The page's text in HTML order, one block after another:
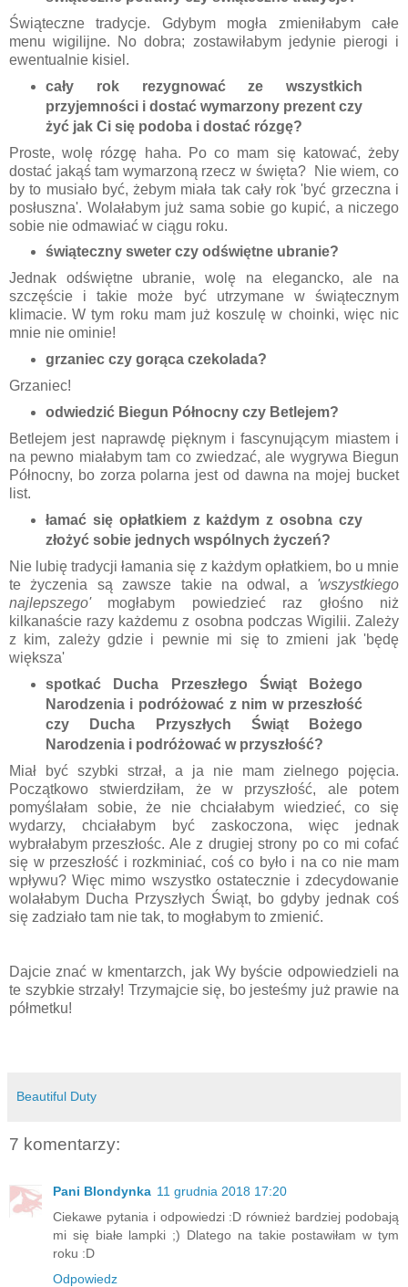
Świąteczne tradycje. Gdybym mogła zmieniłabym całe
menu wigilijne. No dobra; zostawiłabym jedynie pierogi i
ewentualnie kisiel.
cały rok rezygnować ze wszystkich
przyjemności i dostać wymarzony prezent czy
żyć jak Ci się podoba i dostać rózgę?
Proste, wolę rózgę haha. Po co mam się katować, żeby
dostać jakąś tam wymarzoną rzecz w święta? Nie wiem, co
by to musiało być, żebym miała tak cały rok 'być grzeczna i
posłuszna'. Wolałabym już sama sobie go kupić, a niczego
sobie nie odmawiać w ciągu roku.
świąteczny sweter czy odświętne ubranie?
Jednak odświętne ubranie, wolę na elegancko, ale na
szczęście i takie może być utrzymane w świątecznym
klimacie. W tym roku mam już koszulę w choinki, więc nic
mnie nie ominie!
grzaniec czy gorąca czekolada?
Grzaniec!
odwiedzić Biegun Północny czy Betlejem?
Betlejem jest naprawdę pięknym i fascynującym miastem i
na pewno miałabym tam co zwiedzać, ale wygrywa Biegun
Północny, bo zorza polarna jest od dawna na mojej bucket
list.
łamać się opłatkiem z każdym z osobna czy
złożyć sobie jednych wspólnych życzeń?
Nie lubię tradycji łamania się z każdym opłatkiem, bo u mnie
te życzenia są zawsze takie na odwal, a 'wszystkiego
najlepszego'mogłabym powiedzieć raz głośno niż
kilkanaście razy każdemu z osobna podczas Wigilii. Zależy
z kim, zależy gdzie i pewnie mi się to zmieni jak 'będę
większa'
spotkać Ducha Przeszłego Świąt Bożego
Narodzenia i podróżować z nim w przeszłość
czy Ducha Przyszłych Świąt Bożego
Narodzenia i podróżować w przyszłość?
Miał być szybki strzał, a ja nie mam zielnego pojęcia.
Początkowo stwierdziłam, że w przyszłość, ale potem
pomyślałam sobie, że nie chciałabym wiedzieć, co się
wydarzy, chciałabym być zaskoczona, więc jednak
wybrałabym przeszłośc. Ale z drugiej strony po co mi cofać
się w przeszłość i rozkminiać, coś co było i na co nie mam
wpływu? Więc mimo wszystko ostatecznie i zdecydowanie
wolałabym Ducha Przyszłych Świąt, bo gdyby jednak coś
się zadziało tam nie tak, to mogłabym to zmienić.
Dajcie znać w kmentarzch, jak Wy byście odpowiedzieli na
te szybkie strzały! Trzymajcie się, bo jesteśmy już prawie na
półmetku!
Beautiful Duty
7 komentarzy:
Pani Blondynka 11 grudnia 2018 17:20
Ciekawe pytania i odpowiedzi :D również bardziej podobają
mi się białe lampki ;) Dlatego na takie postawiłam w tym
roku :D
Odpowiedz